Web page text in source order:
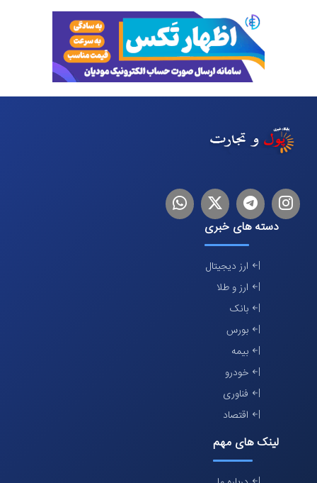
اینستاگرام
تلگرام توییترلینکدین
دسته های خبری
ارز دیجیتال
ارز و طلا
بانک
بورس
بیمه
خودرو
فناوری
اقتصاد
لینک های مهم